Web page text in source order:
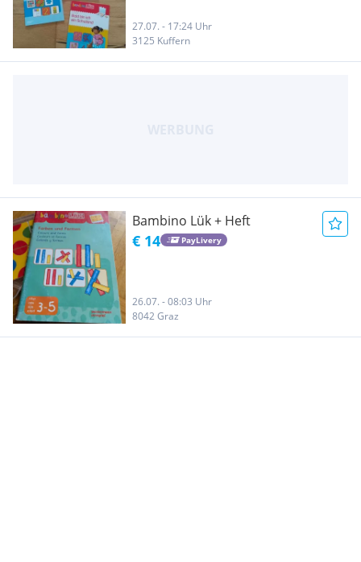
27.07. - 17:24 Uhr
3125 Kuffern
Bambino Lük + Heft
€ 14 PayLivery
26.07. - 08:03 Uhr
8042 Graz